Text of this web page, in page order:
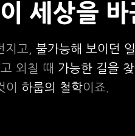
세상을
지고, 불가능해 보이던
외칠 때 가능한 길을 찾
이 하룹의 철학이죠.